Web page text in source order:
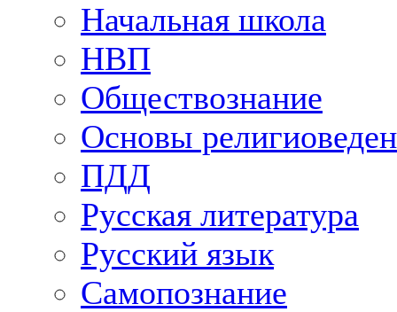
Начальная школа
НВП
Обществознание
Основы
ПДД
Русская литература
Русский язык
Самопознание